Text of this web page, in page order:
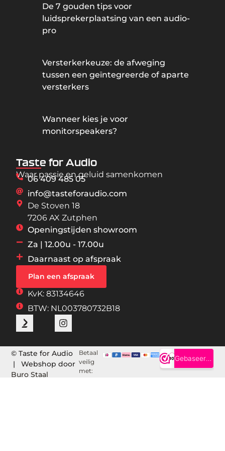
De 7 gouden tips voor
luidsprekerplaatsing van een audio-
pro
Versterkerkeuze: de afweging
tussen een geïntegreerde of aparte
versterkers
Wanneer kies je voor
monitorspeakers?
Taste for Audio
Waar passie en geluid samenkomen
06 409 485 05
info@tasteforaudio.com
De Stoven 18
7206 AX Zutphen
Openingstijden showroom
Za | 12.00u - 17.00u
Daarnaast op afspraak
Plan een afspraak
KvK: 83134646
BTW: NL003780732B18
© Taste for Audio
| Webshop door
Buro Staal
Betaal
veilig
met: